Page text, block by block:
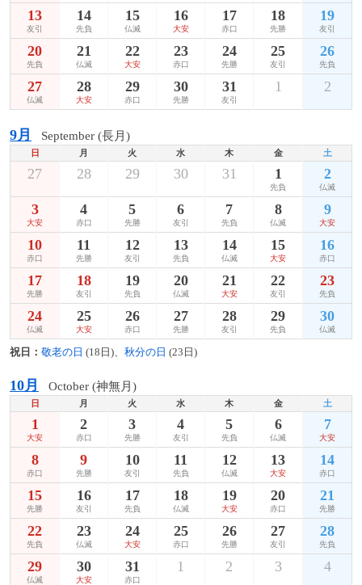
13
友引
14
先負
15
仏滅
16
大安
17
赤口
18
先勝
19
友引
20
先負
21
仏滅
22
大安
23
赤口
24
先勝
25
友引
26
先負
27
仏滅
28
大安
29
赤口
30
先勝
31
友引
1 2
9月 September (長月)
日 月 火 水 木 金 土
27 28 29 30 31 1
先負
2
仏滅
3
大安
4
赤口
5
先勝
6
友引
7
先負
8
仏滅
9
大安
10
赤口
11
先勝
12
友引
13
先負
14
仏滅
15
大安
16
赤口
17
先勝
18
友引
19
先負
20
仏滅
21
大安
22
友引
23
先負
24
仏滅
25
大安
26
赤口
27
先勝
28
友引
29
先負
30
仏滅
祝日： 敬老の日 (18日)、 秋分の日 (23日)
10月 October (神無月)
日 月 火 水 木 金 土
1
大安
2
赤口
3
先勝
4
友引
5
先負
6
仏滅
7
大安
8
赤口
9
先勝
10
友引
11
先負
12
仏滅
13
大安
14
赤口
15
先勝
16
友引
17
先負
18
仏滅
19
大安
20
赤口
21
先勝
22
先負
23
仏滅
24
大安
25
赤口
26
先勝
27
友引
28
先負
29
仏滅
30
大安
31
赤口
1 2 3 4